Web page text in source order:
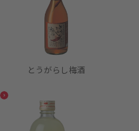
とうがらし梅酒